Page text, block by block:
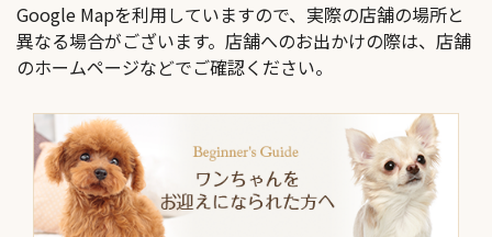
Google Mapを利用していますので、実際の店舗の場所と
異なる場合がございます。店舗へのお出かけの際は、店舗
のホームページなどでご確認ください。